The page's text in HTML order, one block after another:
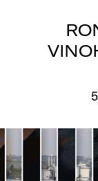
iVysílání
edu
Vše o ČT